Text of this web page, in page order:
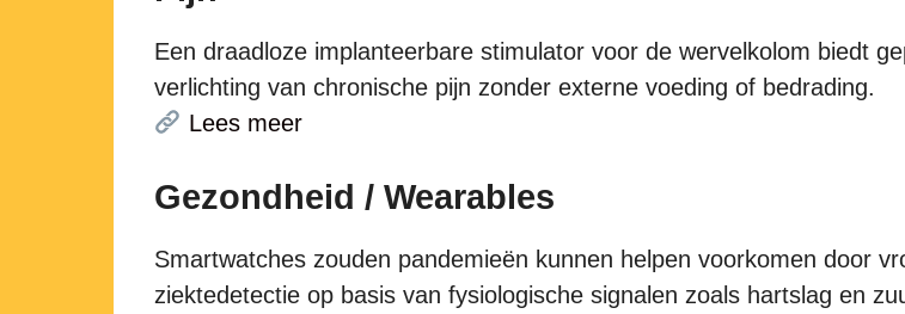
Een draadloze implanteerbare stimulator voor de wervelkolom biedt
verlichting van chronische pijn zonder externe voeding of bedrading.
Lees meer
Gezondheid / Wearables
Smartwatches zouden pandemieën kunnen helpen voorkomen door
ziektedetectie op basis van fysiologische signalen zoals hartslag en